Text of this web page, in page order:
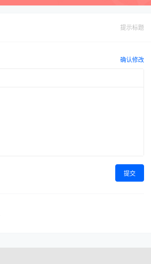
提示标题
确认修改
提交